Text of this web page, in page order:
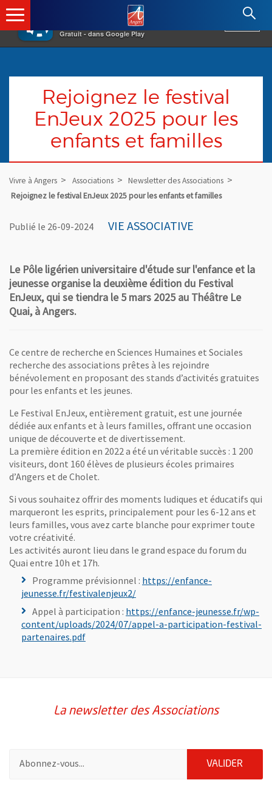
×
Gratuit - dans Google Play
Angers.fr : Retour à l'accueil
Rejoignez le festival
EnJeux 2025 pour les
enfants et familles
Vivre à Angers Associations
Newsletter des Associations
Rejoignez le festival EnJeux 2025 pour les enfants et familles
Publié le 26-09-2024 VIE ASSOCIATIVE
Le Pôle ligérien universitaire d'étude sur l'enfance et la
jeunesse organise la deuxième édition du Festival
EnJeux, qui se tiendra le 5 mars 2025 au Théâtre Le
Quai, à Angers.
Ce centre de recherche en Sciences Humaines et Sociales
recherche des associations prêtes à les rejoindre
bénévolement en proposant des stands d’activités gratuites
pour les enfants et les jeunes.
Le Festival EnJeux, entièrement gratuit, est une journée
dédiée aux enfants et à leurs familles, offrant une occasion
unique de découverte et de divertissement.
La première édition en 2022 a été un véritable succès : 1 200
visiteurs, dont 160 élèves de plusieurs écoles primaires
d’Angers et de Cholet.
Si vous souhaitez offrir des moments ludiques et éducatifs qui
marqueront les esprits, principalement pour les 6-12 ans et
leurs familles, vous avez carte blanche pour exprimer toute
votre créativité.
Les activités auront lieu dans le grand espace du forum du
Quai entre 10h et 17h.
Programme prévisionnel : https://enfance-
jeunesse.fr/festivalenjeux2/, Ouvre une nouvelle fenêtre
Appel à participation : https://enfance-jeunesse.fr/wp-
content/uploads/2024/07/appel-a-participation-festival-
partenaires.pdf, Ouvre une nouvelle fenêtre
La newsletter des Associations
VALIDER